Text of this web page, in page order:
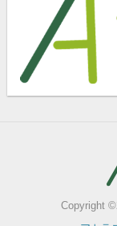
Copyright